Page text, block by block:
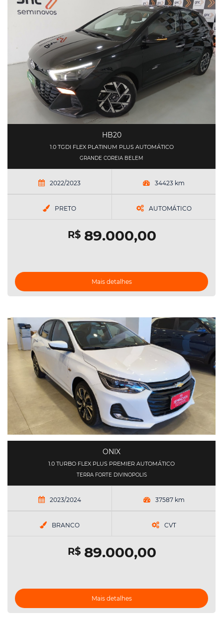
HB20
1.0 TGDI FLEX PLATINUM PLUS AUTOMÁTICO
GRANDE COREIA BELEM
2022/2023 34423 km
PRETO AUTOMÁTICO
R$89.000,00
Mais detalhes
ONIX
1.0 TURBO FLEX PLUS PREMIER AUTOMÁTICO
TERRA FORTE DIVINOPOLIS
2023/2024 37587 km
BRANCO CVT
R$89.000,00
Mais detalhes